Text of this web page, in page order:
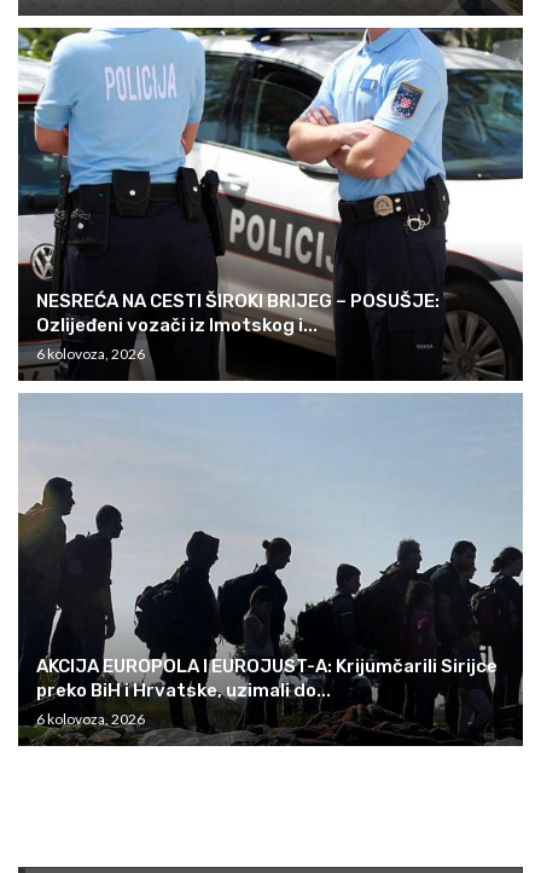
NESREĆA NA CESTI ŠIROKI BRIJEG – POSUŠJE:
Ozlijeđeni vozači iz Imotskog i...
6 kolovoza, 2026
AKCIJA EUROPOLA I EUROJUST-A: Krijumčarili Sirijce
preko BiH i Hrvatske, uzimali do...
6 kolovoza, 2026